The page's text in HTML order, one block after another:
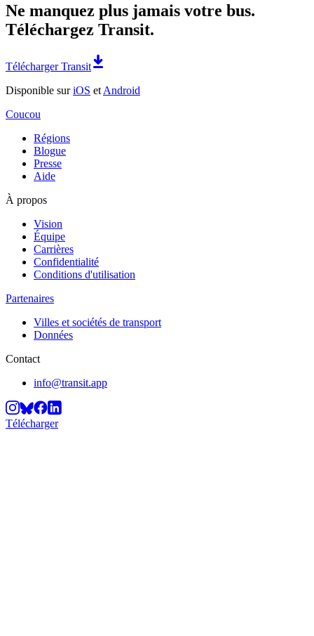
Ne manquez plus jamais votre bus.
Téléchargez Transit.
Télécharger Transit
Disponible suriOS et Android
Coucou
Régions
Blogue
Presse
Aide
À propos
Vision
Équipe
Carrières
Confidentialité
Conditions d'utilisation
Partenaires
Villes et sociétés de transport
Données
Contact
info@transit.app
Télécharger